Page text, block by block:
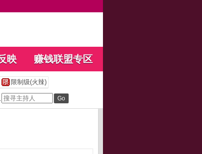
映 赚钱联盟专区
限制级(火辣)